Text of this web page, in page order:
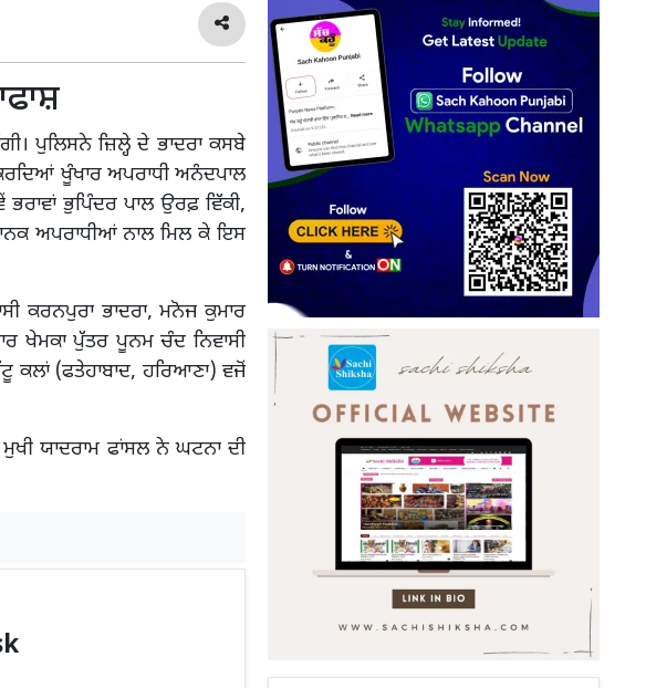
ਪੁਲਿਸਨੇ ਜ਼ਿਲ੍ਹੇ ਦੇ ਭਾਦਰਾ ਕਸਬੇ
ਖੂੰਖਾਰ ਅਪਰਾਧੀ ਅਨੰਦਪਾਲ
ਭੁਪਿੰਦਰ ਪਾਲ ਉਰਫ਼ ਵਿੱਕੀ,
ਅਪਰਾਧੀਆਂ ਨਾਲ ਮਿਲ ਕੇ ਇਸ
ਕਰਨਪੁਰਾ ਭਾਦਰਾ, ਮਨੋਜ ਕੁਮਾਰ
ਖੇਮਕਾ ਪੁੱਤਰ ਪੂਨਮ ਚੰਦ ਨਿਵਾਸੀ
ਕਲਾਂ (ਫਤੇਹਾਬਾਦ, ਹਰਿਆਣਾ) ਵਜੋਂ
ਮੁਖੀ ਯਾਦਰਾਮ ਫਾਂਸਲ ਨੇ ਘਟਨਾ ਦੀ